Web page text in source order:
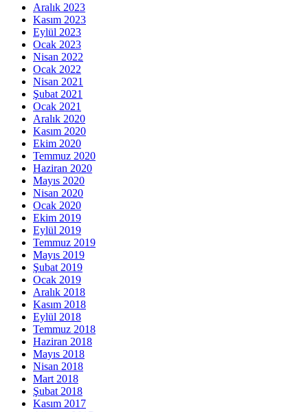
Aralık 2023
Kasım 2023
Eylül 2023
Ocak 2023
Nisan 2022
Ocak 2022
Nisan 2021
Şubat 2021
Ocak 2021
Aralık 2020
Kasım 2020
Ekim 2020
Temmuz 2020
Haziran 2020
Mayıs 2020
Nisan 2020
Ocak 2020
Ekim 2019
Eylül 2019
Temmuz 2019
Mayıs 2019
Şubat 2019
Ocak 2019
Aralık 2018
Kasım 2018
Eylül 2018
Temmuz 2018
Haziran 2018
Mayıs 2018
Nisan 2018
Mart 2018
Şubat 2018
Kasım 2017